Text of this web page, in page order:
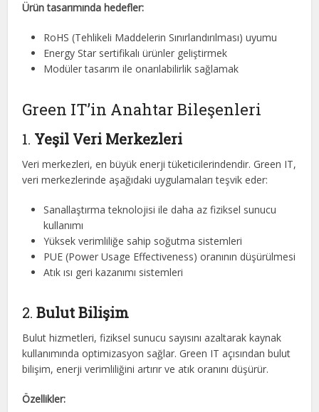
Ürün tasarımında hedefler:
RoHS (Tehlikeli Maddelerin Sınırlandırılması) uyumu
Energy Star sertifikalı ürünler geliştirmek
Modüler tasarım ile onarılabilirlik sağlamak
Green IT’in Anahtar Bileşenleri
1. Yeşil Veri Merkezleri
Veri merkezleri, en büyük enerji tüketicilerindendir. Green IT,
veri merkezlerinde aşağıdaki uygulamaları teşvik eder:
Sanallaştırma teknolojisi ile daha az fiziksel sunucu
kullanımı
Yüksek verimliliğe sahip soğutma sistemleri
PUE (Power Usage Effectiveness) oranının düşürülmesi
Atık ısı geri kazanımı sistemleri
2.Bulut Bilişim
Bulut hizmetleri, fiziksel sunucu sayısını azaltarak kaynak
kullanımında optimizasyon sağlar. Green IT açısından bulut
bilişim, enerji verimliliğini artırır ve atık oranını düşürür.
Özellikler: